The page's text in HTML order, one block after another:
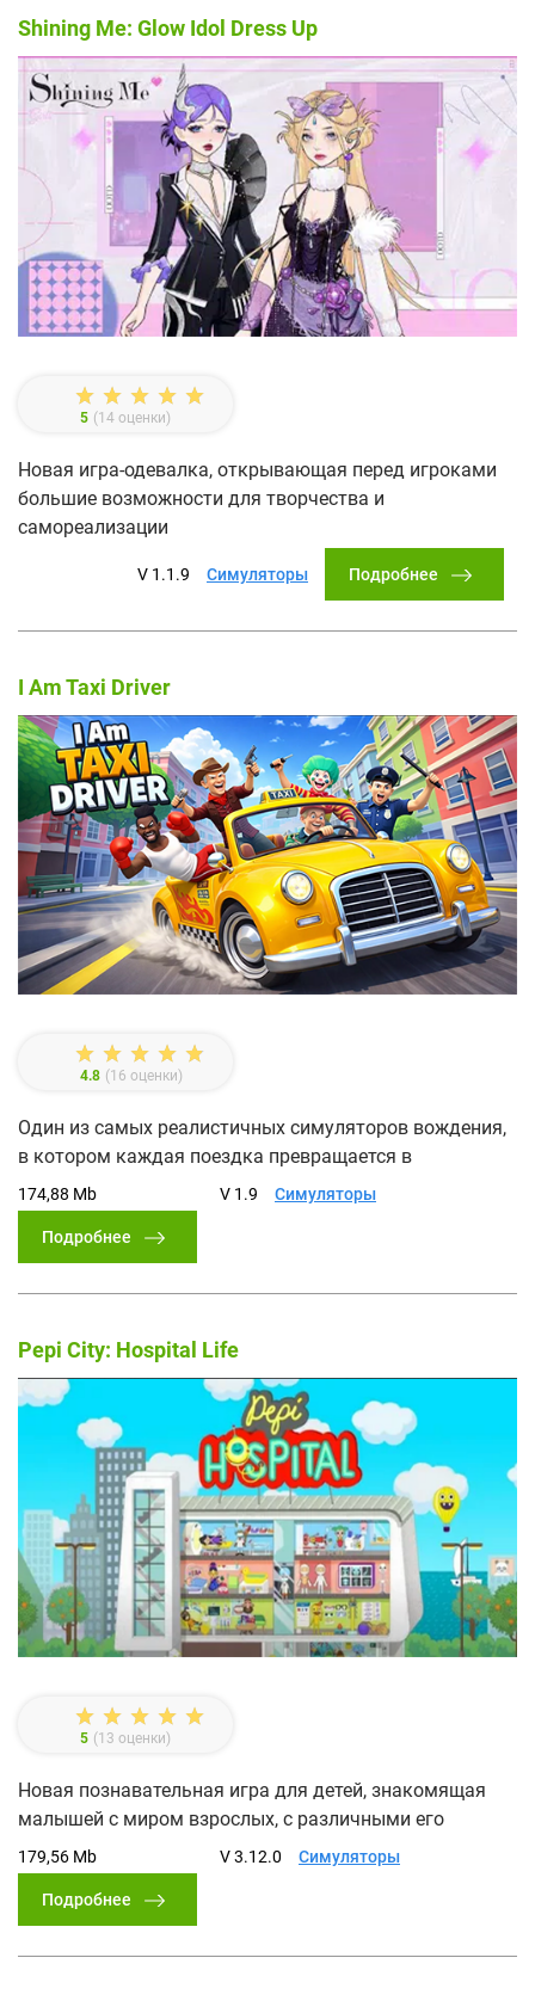
Shining Me: Glow Idol Dress Up
5 (14 оценки)
Новая игра-одевалка, открывающая перед игроками
большие возможности для творчества и
самореализации
V 1.1.9 Симуляторы Подробнее
I Am Taxi Driver
4.8 (16 оценки)
Один из самых реалистичных симуляторов вождения,
в котором каждая поездка превращается в
174,88 Mb V 1.9 Симуляторы
Подробнее
Pepi City: Hospital Life
5 (13 оценки)
Новая познавательная игра для детей, знакомящая
малышей с миром взрослых, с различными его
179,56 Mb V 3.12.0 Симуляторы
Подробнее